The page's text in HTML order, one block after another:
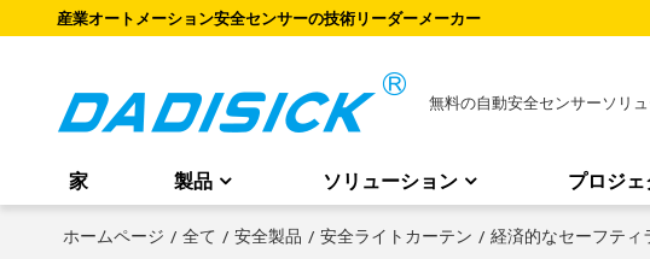
産業オートメーション安全センサーの技術リーダーメーカー
無料の自動安全センサーソリ
家 製品 ソリューション プロジェ
ホームページ / 全て / 安全製品 / 安全ライトカーテン / 経済的なセーフテ